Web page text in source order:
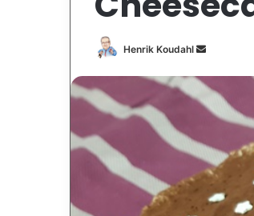
Henrik Koudahl
Send
email